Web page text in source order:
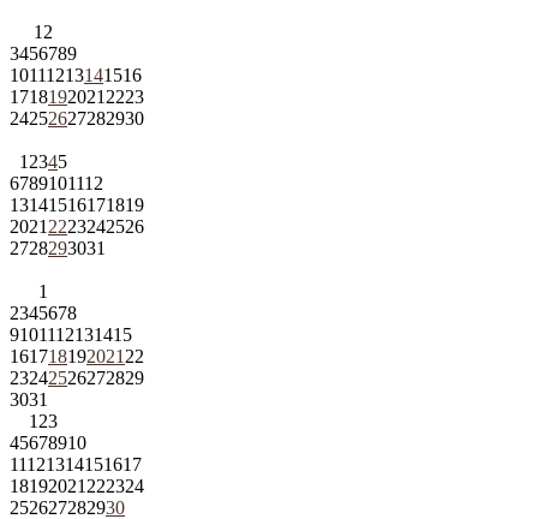
1 2
3456789
10111213141516
1718192021 2223
24252627282930
1 2345
6789101112
13141516171819
2021 2223242526
2728293031
1
2345678
9101112131415
161718192021 22
23242526272829
3031
1 23
45678910
11121314151617
18192021 222324
252627282930